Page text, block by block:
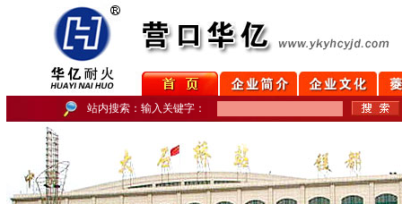
站内搜索：输入关键字：